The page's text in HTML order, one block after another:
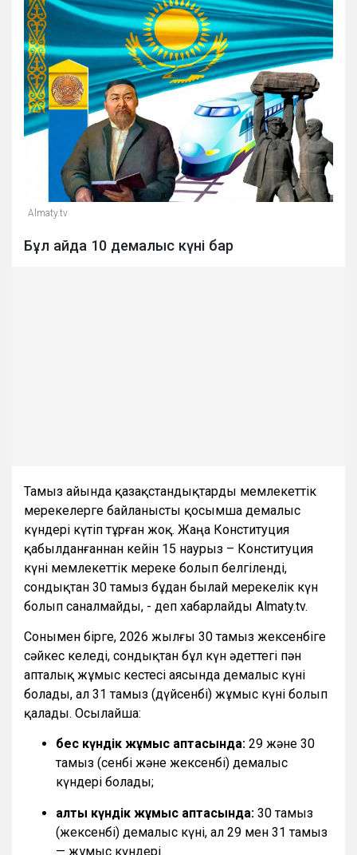
Almaty.tv
Бұл айда 10 демалыс күні бар
Тамыз айында қазақстандықтарды мемлекеттік
мерекелерге байланысты қосымша демалыс
күндері күтіп тұрған жоқ. Жаңа Конституция
қабылданғаннан кейін 15 наурыз – Конституция
күні мемлекеттік мереке болып белгіленді,
сондықтан 30 тамыз бұдан былай мерекелік күн
болып саналмайды, - деп хабарлайды Almaty.tv.
Сонымен бірге, 2026 жылғы 30 тамыз жексенбіге
сәйкес келеді, сондықтан бұл күн әдеттегі пән
апталық жұмыс кестесі аясында демалыс күні
болады, ал 31 тамыз (дүйсенбі) жұмыс күні болып
қалады. Осылайша:
бес күндік жұмыс аптасында: 29 және 30
тамыз (сенбі және жексенбі) демалыс
күндері болады;
алты күндік жұмыс аптасында: 30 тамыз
(жексенбі) демалыс күні, ал 29 мен 31 тамыз
— жұмыс күндері.